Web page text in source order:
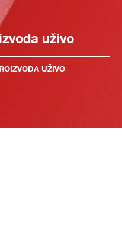
uživo
UŽIVO